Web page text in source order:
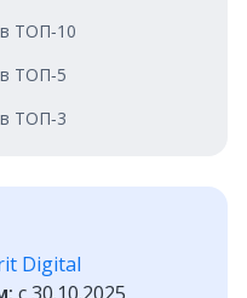
ТОП‑10
ТОП‑5
ТОП‑3
Digital